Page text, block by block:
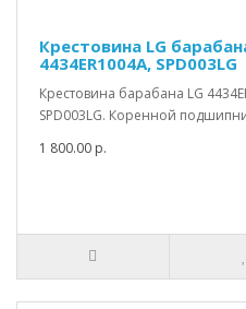
Крестовина LG
4434ER1004A, SPD003LG
Крестовина барабана LG
SPD003LG. Коренной
1 800.00 р.